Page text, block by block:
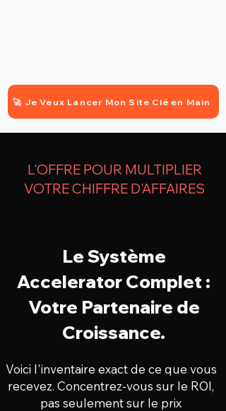
🚀 Je Veux Lancer Mon Site Clé en Main
L'OFFRE POUR MULTIPLIER
VOTRE CHIFFRE D'AFFAIRES
Le Système
Accelerator Complet :
Votre Partenaire de
Croissance.
Voici l'inventaire exact de ce que vous
recevez. Concentrez-vous sur le ROI,
pas seulement sur le prix